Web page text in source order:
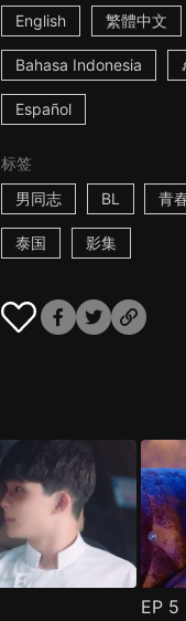
English
繁體中文
Bahasa Indonesia
Español
标签
男同志
BL 青
泰国 影集
EP 5